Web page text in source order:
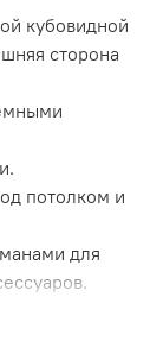
кубовидной
сторона
потолком и
для